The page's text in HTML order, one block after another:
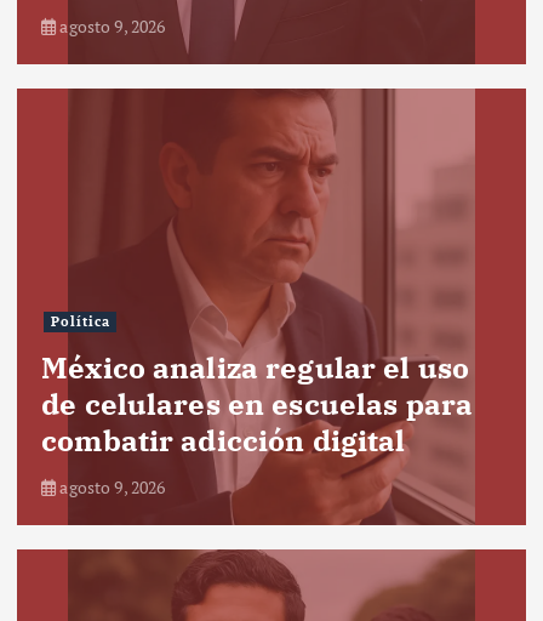
agosto 9, 2026
Política
México analiza regular el uso
de celulares en escuelas para
combatir adicción digital
agosto 9, 2026